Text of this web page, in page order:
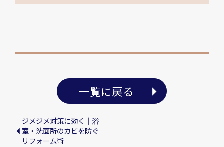
一覧に戻る
ジメジメ対策に効く｜浴
室・洗面所のカビを防ぐ
リフォーム術